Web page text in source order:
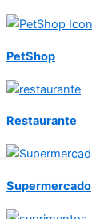
PetShop
Restaurante
Supermercado